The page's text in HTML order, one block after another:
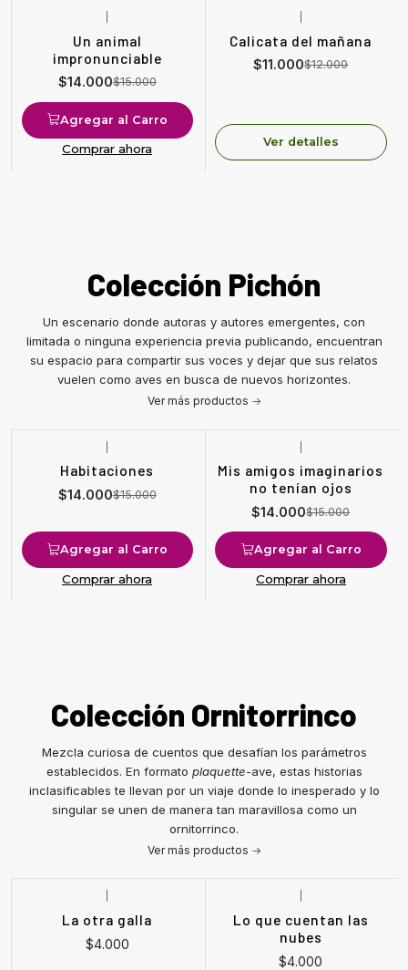
Un animal
impronunciable
$14.000$15.000
Agregar al Carro
Comprar ahora
Agotado
Calicata del mañana
$11.000$12.000
Ver detalles
Colección Pichón
Un escenario donde autoras y autores emergentes, con
limitada o ninguna experiencia previa publicando, encuentran
su espacio para compartir sus voces y dejar que sus relatos
vuelen como aves en busca de nuevos horizontes.
Ver más productos
Habitaciones
$14.000$15.000
Agregar al Carro
Comprar ahora
Mis amigos imaginarios
no tenían ojos
$14.000$15.000
Agregar al Carro
Comprar ahora
Colección Ornitorrinco
Mezcla curiosa de cuentos que desafían los parámetros
establecidos. En formato plaquette-ave, estas historias
inclasificables te llevan por un viaje donde lo inesperado y lo
singular se unen de manera tan maravillosa como un
ornitorrinco.
Ver más productos
La otra galla
$4.000
Lo que cuentan las
nubes
$4.000